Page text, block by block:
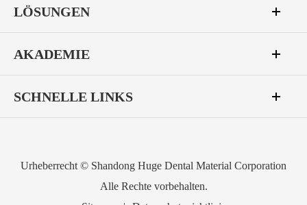
LÖSUNGEN
AKADEMIE
SCHNELLE LINKS
Urheberrecht © Shandong Huge Dental Material Corporation
Alle Rechte vorbehalten.